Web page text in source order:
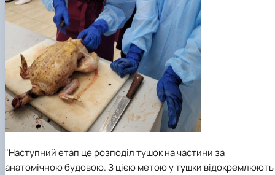
"Наступний етап церозподіл тушок на частини за
анатомічною будовою. З цією метоюутушки відокремлюють